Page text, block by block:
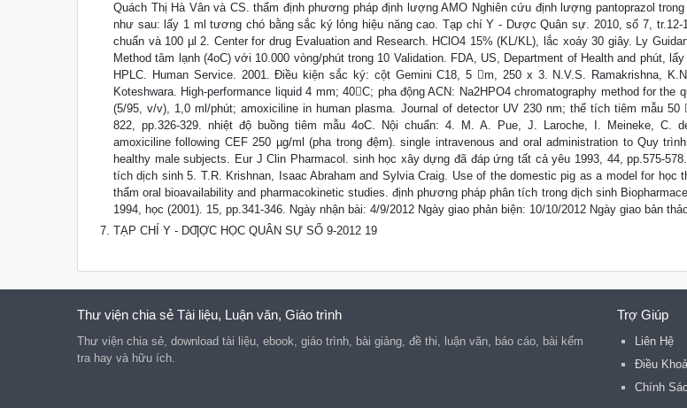
Quách Thị Hà Vân và CS. thẩm định phương pháp định lượng AMO Nghiên cứu định lượng pantoprazol
như sau: lấy 1 ml tương chó bằng sắc ký lỏng hiệu năng cao. Tạp chí Y - Dược Quân sự. 2010, số 7,
chuẩn và 100 µl 2. Center for drug Evaluation and Research. HClO4 15% (KL/KL), lắc xoáy 30 giây. Ly
Method tâm lạnh (4oC) với 10.000 vòng/phút trong 10 Validation. FDA, US, Department of Health and phút,
HPLC. Human Service. 2001. Điều kiện sắc ký: cột Gemini C18, 5 m, 250 x 3. N.V.S. Ramakrishna,
Koteshwara. High-performance liquid 4 mm; 40C; pha động ACN: Na2HPO4 chromatography method for the
(5/95, v/v), 1,0 ml/phút; amoxiciline in human plasma. Journal of detector UV 230 nm; thể tích tiêm mẫu 50
822, pp.326-329. nhiệt độ buồng tiêm mẫu 4oC. Nội chuẩn: 4. M. A. Pue, J. Laroche, I. Meineke, C.
amoxiciline following CEF 250 µg/ml (pha trong đệm). single intravenous and oral administration to Quy
healthy male subjects. Eur J Clin Pharmacol. sinh học xây dựng đã đáp ứng tất cả yêu 1993, 44, pp.575-
tích dịch sinh 5. T.R. Krishnan, Isaac Abraham and Sylvia Craig. Use of the domestic pig as a model for học
thẩm oral bioavailability and pharmacokinetic studies. định phương pháp phân tích trong dịch sinh
1994, học (2001). 15, pp.341-346. Ngày nhận bài: 4/9/2012 Ngày giao phản biện: 10/10/2012 Ngày giao bản
TẠP CHÍ Y - DƢỢC HỌC QUÂN SỰ SỐ 9-2012 19
Thư viện chia sẻ Tài liệu, Luận văn, Giáo trình
Thư viện chia sẻ, download tài liệu, ebook, giáo trình, bài giảng, đề thi, luận văn, báo cáo, bài kểm
tra hay và hữu ích.
Trợ Giúp
Liên Hệ
Điều
Chính